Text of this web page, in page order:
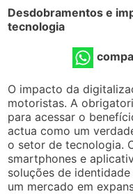
Desdobramentos e
tecnologia
O impacto da
motoristas. A
para acessar o
actua como um
o setor de tecnologia.
smartphones e
soluções de
um mercado em